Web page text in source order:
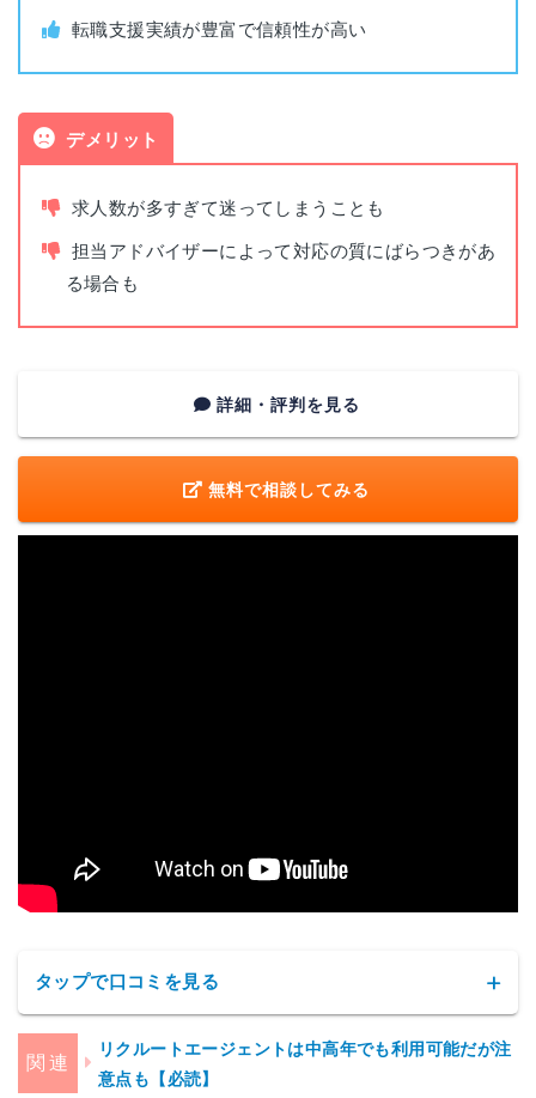
電話面談 可能
静岡
静岡県静岡市駿河区南町18-1
名古屋
愛知県名古屋市中村区名駅1-1-4
JRセントラルタワーズ42階・43階
京都府京都市下京区四条通室町東
入函谷鉾町88K・I四条ビル 4階
兵庫県神戸市中央区磯上通8-3-10
岡山県岡山市北区駅元町1-6
岡山フコク生命駅前ビル 4階
転職支援実績が豊富で信頼性が高い
デメリット
求人数が多すぎて迷ってしまうことも
担当アドバイザーによって対応の質にばらつきがあ
る場合も
詳細・評判を見る
無料で相談してみる
タップで口コミを見る
リクルートエージェントは中高年でも利用可能だが注
意点も【必読】